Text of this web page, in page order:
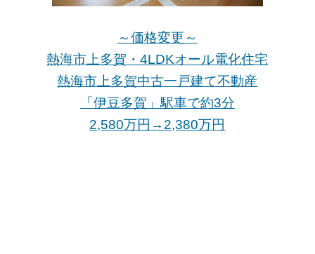
～価格変更～
熱海市上多賀・4LDKオール電化住宅
熱海市上多賀中古一戸建て不動産
「伊豆多賀」駅車で約3分
2,580万円→2,380万円